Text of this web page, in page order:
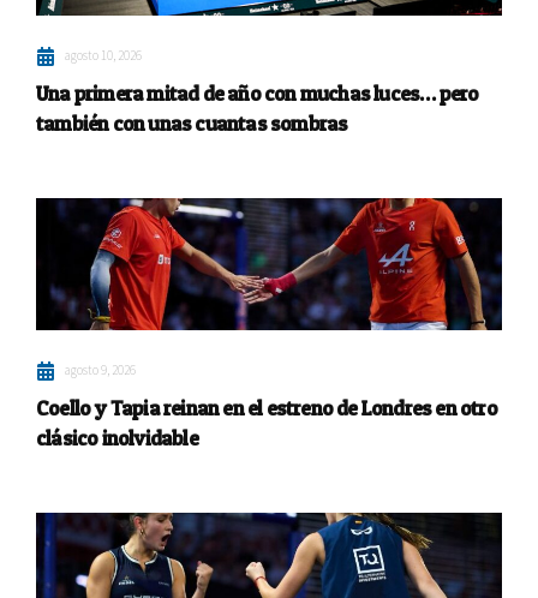
agosto 10, 2026
Una primera mitad de año con muchas luces… pero
también con unas cuantas sombras
agosto 9, 2026
Coello y Tapia reinan en el estreno de Londres en otro
clásico inolvidable